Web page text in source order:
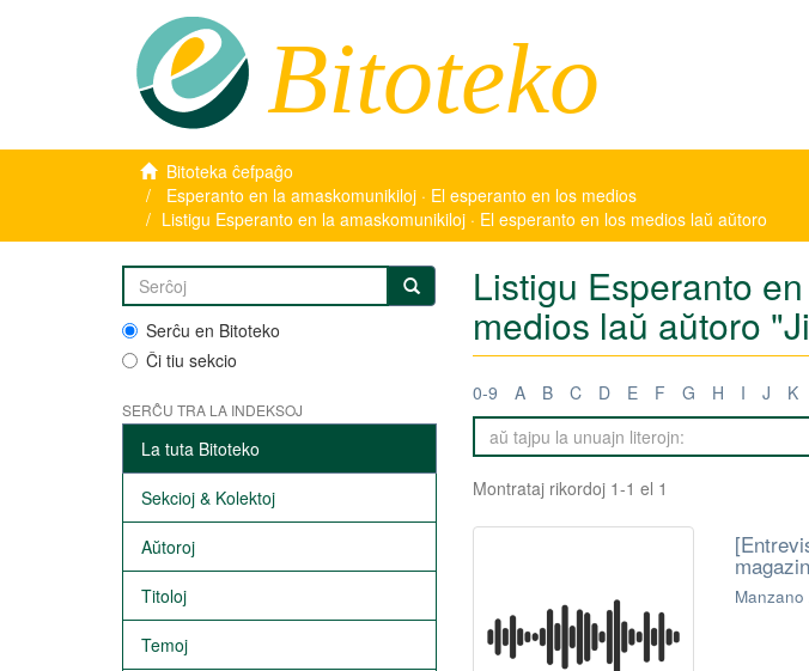
Bitoteko
Bitoteka ĉefpaĝo
Esperanto en la amaskomunikiloj · El esperanto en los medios
Listigu Esperanto en la amaskomunikiloj · El esperanto en los medios laŭ aŭtoro
Serĉu en Bitoteko
Ĉi tiu sekcio
SERĈU TRA LA INDEKSOJ
La tuta Bitoteko
Sekcioj & Kolektoj
Aŭtoroj
Titoloj
Temoj
Listigu Esperanto
medios laŭ aŭtoro
0-9 A B C D E F G H I J K
Montrataj rikordoj 1-1 el 1